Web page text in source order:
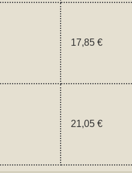
17,85 €
21,05 €